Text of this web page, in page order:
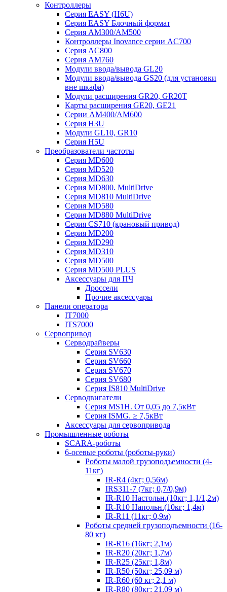
Контроллеры
Серия EASY (H6U)
Серия EASY Блочный формат
Серия AM300/AM500
Контроллеры Inovance серии AC700
Серия AC800
Серия AM760
Модули ввода/вывода GL20
Модули ввода/вывода GS20 (для установки
вне шкафа)
Модули расширения GR20, GR20T
Карты расширения GE20, GE21
Серии AM400/AM600
Серия H3U
Модули GL10, GR10
Серия H5U
Преобразователи частоты
Серия MD600
Серия MD520
Серия MD630
Серия MD800. MultiDrive
Серия MD810 MultiDrive
Серия MD580
Серия MD880 MultiDrive
Серия CS710 (крановый привод)
Серия MD200
Серия MD290
Серия MD310
Серия MD500
Серия MD500 PLUS
Аксессуары для ПЧ
Дроссели
Прочие аксессуары
Панели оператора
IT7000
ITS7000
Сервопривод
Серводрайверы
Серия SV630
Серия SV660
Серия SV670
Серия SV680
Серия IS810 MultiDrive
Серводвигатели
Серия MS1H. От 0,05 до 7,5кВт
Серия ISMG. ≥ 7,5кВт
Аксессуары для сервопривода
Промышленные роботы
SCARA-роботы
6-осевые роботы (роботы-руки)
Роботы малой грузоподъемности (4-
11кг)
IR-R4 (4кг; 0,56м)
IRS311-7 (7кг; 0,7/0,9м)
IR-R10 Настольн.(10кг; 1,1/1,2м)
IR-R10 Напольн.(10кг; 1,4м)
IR-R11 (11кг; 0,9м)
Роботы средней грузоподъемности (16-
80 кг)
IR-R16 (16кг; 2,1м)
IR-R20 (20кг; 1,7м)
IR-R25 (25кг; 1,8м)
IR-R50 (50кг; 25,09 м)
IR-R60 (60 кг; 2,1 м)
IR-R80 (80кг; 21,09 м)